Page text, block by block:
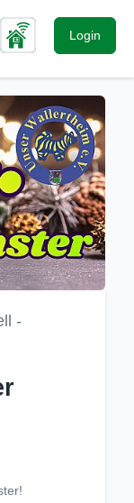
Login
-